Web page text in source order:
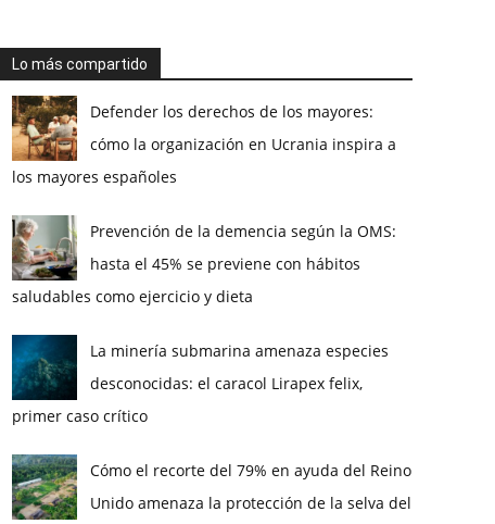
Lo más compartido
Defender los derechos de los mayores:
cómo la organización en Ucrania inspira a
los mayores españoles
Prevención de la demencia según la OMS:
hasta el 45% se previene con hábitos
saludables como ejercicio y dieta
La minería submarina amenaza especies
desconocidas: el caracol Lirapex felix,
primer caso crítico
Cómo el recorte del 79% en ayuda del Reino
Unido amenaza la protección de la selva del